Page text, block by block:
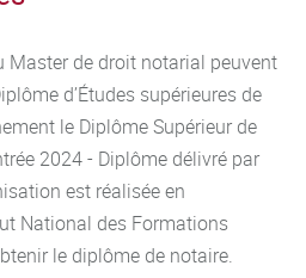
(régime salarié) :La
des candidats en s’attachant
ou scolaires (BTS, Licence pro,
professionnelle.
Master de droit notarial peuvent
d’Études supérieures de
le Diplôme Supérieur de
2024 - Diplôme délivré par
est réalisée en
National des Formations
le diplôme de notaire.